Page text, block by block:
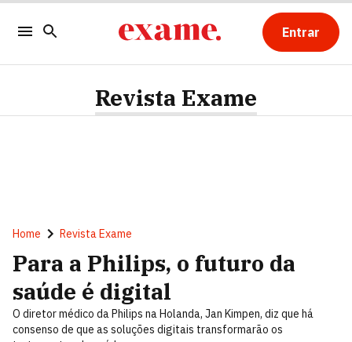
Entrar
Revista Exame
Home Revista Exame
Para a Philips, o futuro da
saúde é digital
O diretor médico da Philips na Holanda, Jan Kimpen, diz que há
consenso de que as soluções digitais transformarão os